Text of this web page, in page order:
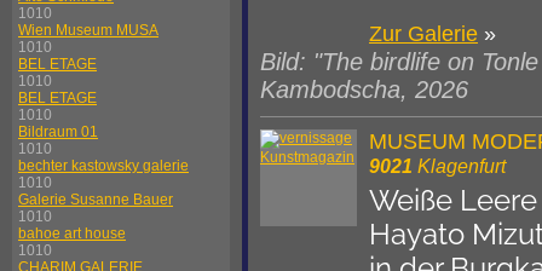
1010
Wien Museum MUSA
1010
BEL ETAGE
1010
BEL ETAGE
1010
Bildraum 01
1010
bechter kastowsky galerie
1010
Galerie Susanne Bauer
1010
bahoe art house
1010
CHARIM GALERIE
Zur Galerie »
Bild: "The birdlife on
Kambodscha, 2026
MUSEUM
9021 Klagenfurt
Weiße Leere
Hayato